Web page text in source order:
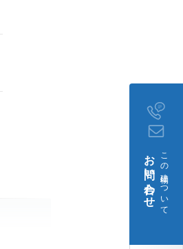
この建物について
お問い合わせ